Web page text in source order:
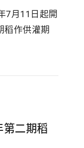
7月11日起開
稻作供灌期
二期稻